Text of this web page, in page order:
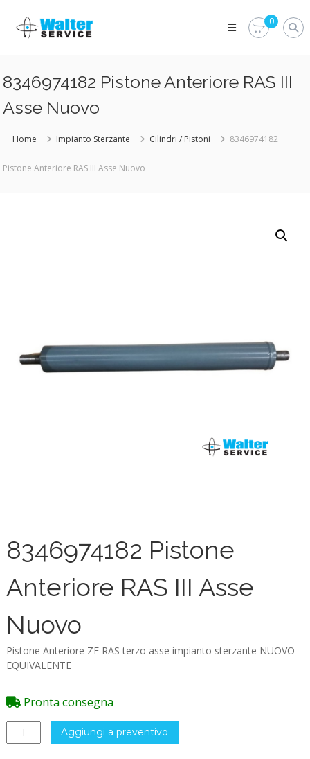
content
Walter
Service
parti
del
veicolo?
Walter
0
8346974182 Pistone Anteriore RAS III
Asse Nuovo
Home Impianto Sterzante Cilindri / Pistoni 8346974182
Pistone Anteriore RAS III Asse Nuovo
8346974182 Pistone
Anteriore RAS III Asse
Nuovo
Pistone Anteriore ZF RAS terzo asse impianto sterzante NUOVO
EQUIVALENTE
Pronta consegna
8346974182
Pistone
Aggiungi a preventivo